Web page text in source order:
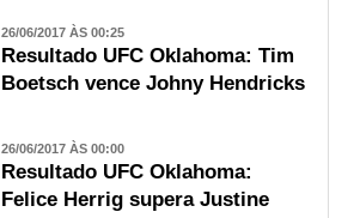
26/06/2017 ÀS 00:25
Resultado UFC Oklahoma: Tim
Boetsch vence Johny Hendricks
26/06/2017 ÀS 00:00
Resultado UFC Oklahoma:
Felice Herrig supera Justine